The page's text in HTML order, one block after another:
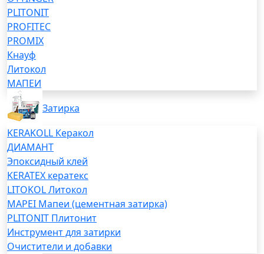
PLITONIT
PROFITEC
PROMIX
Кнауф
Литокол
МАПЕИ
Затирка
KERAKOLL Керакол
ДИАМАНТ
Эпоксидный клей
KERATEX кератекс
LITOKOL Литокол
MAPEI Мапеи (цементная затирка)
PLITONIT Плитонит
Инструмент для затирки
Очистители и добавки